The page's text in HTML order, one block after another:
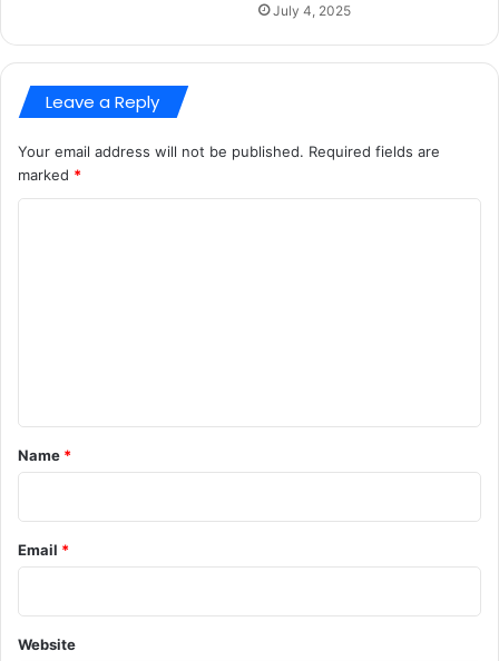
July 4, 2025
Leave a Reply
Your email address will not be published. Required fields are
marked *
*
Name *
Email *
Website